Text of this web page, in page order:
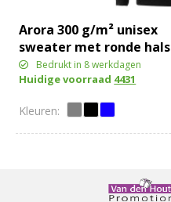
Arora 300 g/m² unisex
sweater met ronde hals
Bedrukt in 8 werkdagen
Huidige voorraad 4431